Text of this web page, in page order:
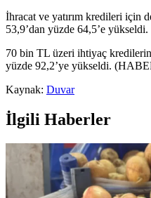
İhracat ve yatırım kredileri için
53,9’dan yüzde 64,5’e yükseldi.
70 bin TL üzeri ihtiyaç
yüzde 92,2’ye yükseldi.
Kaynak: Duvar
İlgili Haberler